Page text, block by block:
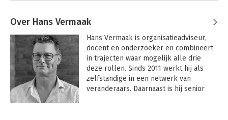
Over Hans Vermaak
Hans Vermaak is organisatieadviseur,
docent en onderzoeker en combineert
in trajecten waar mogelijk alle drie
deze rollen. Sinds 2011 werkt hij als
zelfstandige in een netwerk van
veranderaars. Daarnaast is hij senior